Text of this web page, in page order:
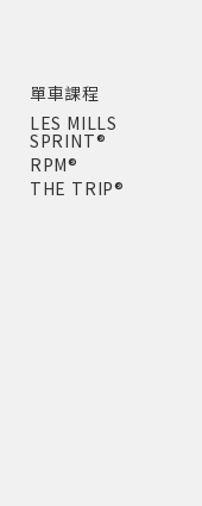
單車課程
LES MILLS
SPRINT®
RPM®
THE TRIP®